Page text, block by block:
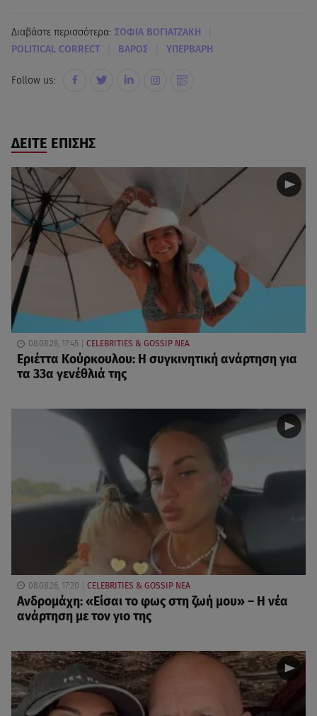
Διαβάστε περισσότερα: ΣΟΦΙΑ ΒΟΓΙΑΤΖΑΚΗ
POLITICAL CORRECT ΒΑΡΟΣ ΥΠΕΡΒΑΡΗ
Follow us:
ΔΕΙΤΕ ΕΠΙΣΗΣ
08.08.26, 17:45 CELEBRITIES & GOSSIP ΝΕΑ
Εριέττα Κούρκουλου: Η συγκινητική ανάρτηση για
τα 33α γενέθλιά της
08.08.26, 17:20 CELEBRITIES & GOSSIP ΝΕΑ
Ανδρομάχη: «Είσαι το φως στη ζωή μου» – Η νέα
ανάρτηση με τον γιο της